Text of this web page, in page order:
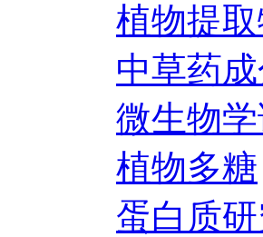
植物提
中草药
微生物学
植物多糖
蛋白质